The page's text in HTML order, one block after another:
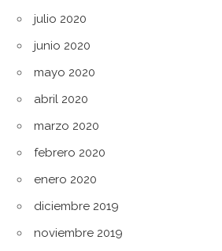
julio 2020
junio 2020
mayo 2020
abril 2020
marzo 2020
febrero 2020
enero 2020
diciembre 2019
noviembre 2019